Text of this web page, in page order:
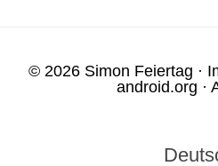
© 2026 Simon Feiertag ·
android.org ·